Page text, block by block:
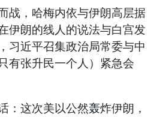
战，哈梅内依与伊朗高层据
伊朗的线人的说法与白宫发
习近平召集政治局常委与中
有张升民一个人）紧急会
：这次美以公然轰炸伊朗，